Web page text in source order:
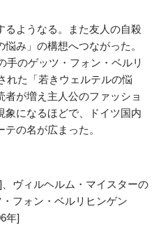
るようなる。また友人の自殺
み」の構想へつながった。
手のゲッツ・フォン・ベルリ
れた「若きウェルテルの悩
が増え主人公のファッショ
象になるほどで、ドイツ国内
の名が広まった。
ヴィルヘルム・マイスターの
フォン・ベルリヒンゲン
年]